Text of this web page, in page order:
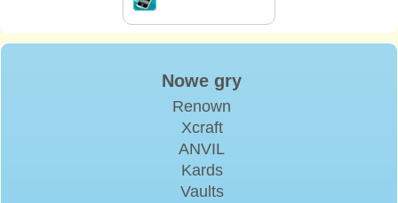
Nowe gry
Renown
Xcraft
ANVIL
Kards
Vaults